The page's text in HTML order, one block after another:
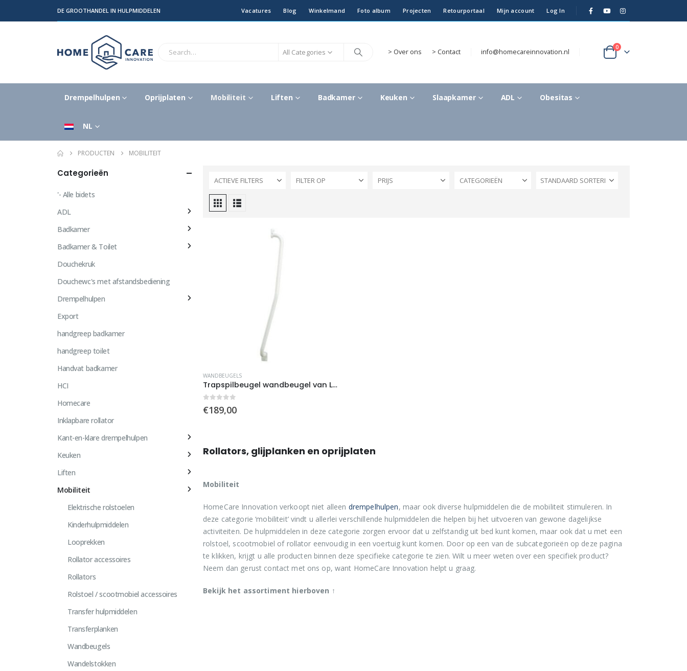
DE GROOTHANDEL IN HULPMIDDELEN Vacatures Blog Winkelmand Foto album Projecten Retourportaal Mijn account Log In
All Categories > Over ons > Contact info@homecareinnovation.nl
0
Drempelhulpen Oprijplaten Mobiliteit Liften Badkamer Keuken Slaapkamer ADL Obesitas
NL
PRODUCTEN MOBILITEIT
ACTIEVE FILTERS FILTER OP PRIJS CATEGORIEËN
product
heeft
meerdere
kan
worden
de
productpagina
WANDBEUGELS
Trapspilbeugel wandbeugel van Linido
€189,00
Rollators, glijplanken en oprijplaten
Mobiliteit
HomeCare Innovation verkoopt niet alleen drempelhulpen, maar ook diverse hulpmiddelen die de mobiliteit stimuleren. In
deze categorie ‘mobiliteit’ vindt u allerlei verschillende hulpmiddelen die helpen bij het uitvoeren van gewone dagelijkse
activiteiten. De hulpmiddelen in deze categorie zorgen ervoor dat u zelfstandig uit bed kunt komen, maar ook dat u met een
rolstoel, scootmobiel of rollator eenvoudig in een voertuig kunt komen. Door op een van de subcategorieën op deze pagina
te klikken, krijgt u alle producten binnen deze specifieke categorie te zien. Wilt u meer weten over een specifiek product?
Neem dan gerust contact met ons op, want HomeCare Innovation helpt u graag.
Bekijk het assortiment hierboven ↑
Categorieën
'- Alle bidets
ADL
Badkamer
Badkamer & Toilet
Douchekruk
Douchewc's met afstandsbediening
Drempelhulpen
Export
handgreep badkamer
handgreep toilet
Handvat badkamer
HCI
Homecare
Inklapbare rollator
Kant-en-klare drempelhulpen
Keuken
Liften
Mobiliteit
Elektrische rolstoelen
Kinderhulpmiddelen
Looprekken
Rollator accessoires
Rollators
Rolstoel / scootmobiel accessoires
Transfer hulpmiddelen
Transferplanken
Wandbeugels
Wandelstokken